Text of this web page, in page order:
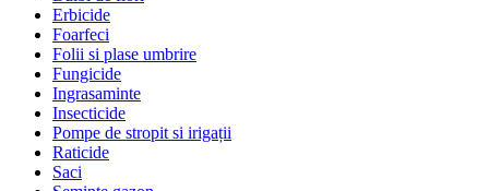
Erbicide
Foarfeci
Folii si plase umbrire
Fungicide
Ingrasaminte
Insecticide
Pompe de stropit si irigații
Raticide
Saci